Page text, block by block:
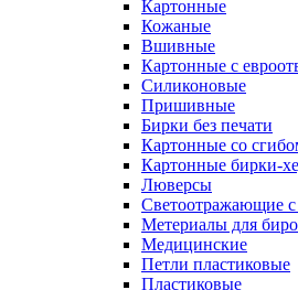
Картонные
Кожаные
Вшивные
Картонные с
Силиконовые
Пришивные
Бирки без печати
Картонные со
Картонные бирки-
Люверсы
Светоотражающие
Метериалы для
Медицинские
Петли пластиковые
Пластиковые